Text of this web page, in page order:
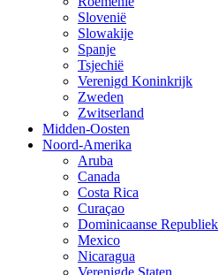
Slovenië
Slowakije
Spanje
Tsjechië
Verenigd Koninkrijk
Zweden
Zwitserland
Midden-Oosten
Noord-Amerika
Aruba
Canada
Costa Rica
Curaçao
Dominicaanse Republiek
Mexico
Nicaragua
Verenigde Staten